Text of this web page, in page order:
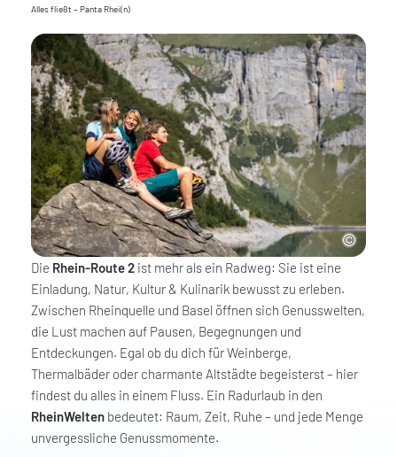
Alles fließt – Panta Rhei(n)
Die Rhein-Route 2 ist mehr als ein Radweg: Sie ist eine
Einladung, Natur, Kultur & Kulinarik bewusst zu erleben.
Zwischen Rheinquelle und Basel öffnen sich Genusswelten,
die Lust machen auf Pausen, Begegnungen und
Entdeckungen. Egal ob du dich für Weinberge,
Thermalbäder oder charmante Altstädte begeisterst – hier
findest du alles in einem Fluss. Ein Radurlaub in den
RheinWelten bedeutet: Raum, Zeit, Ruhe – und jede Menge
unvergessliche Genussmomente.